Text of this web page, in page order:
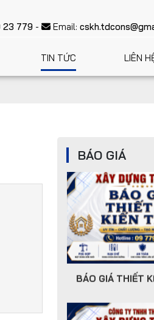
sự bằng lòng để làm động lực
23 779 - Email:
TIN TỨC LIÊN
BÁO GIÁ
BÁO GIÁ THIẾT